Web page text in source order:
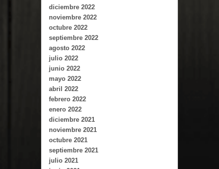
diciembre 2022
noviembre 2022
octubre 2022
septiembre 2022
agosto 2022
julio 2022
junio 2022
mayo 2022
abril 2022
febrero 2022
enero 2022
diciembre 2021
noviembre 2021
octubre 2021
septiembre 2021
julio 2021